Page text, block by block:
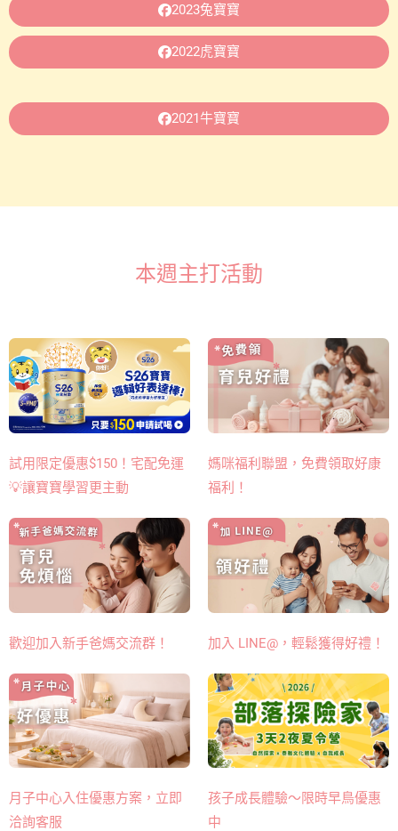
2023兔寶寶
2022虎寶寶
2021牛寶寶
本週主打活動
試用限定優惠$150！宅配免運
💡讓寶寶學習更主動
媽咪福利聯盟，免費領取好康
福利！
歡迎加入新手爸媽交流群！ 加入 LINE@，輕鬆獲得好禮！
月子中心入住優惠方案，立即
洽詢客服
孩子成長體驗～限時早鳥優惠
中